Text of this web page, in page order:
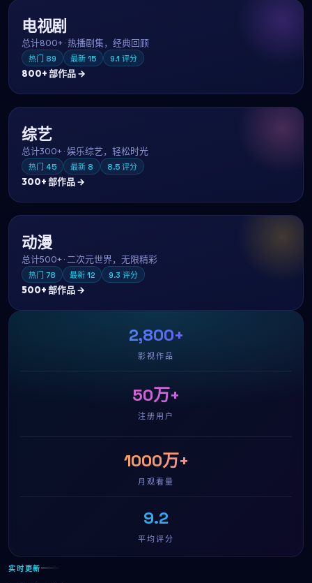
电视剧
总计800+·热播剧集，经典回顾
热门 89 最新 15 9.1 评分
800+部作品 →
综艺
总计300+·娱乐综艺，轻松时光
热门 45 最新 8 8.5 评分
300+部作品 →
动漫
总计500+· 二次元世界，无限精彩
热门 78 最新 12 9.3 评分
500+部作品 →
2,800+
影视作品
50万+
注册用户
1000万+
月观看量
9.2
平均评分
实时更新